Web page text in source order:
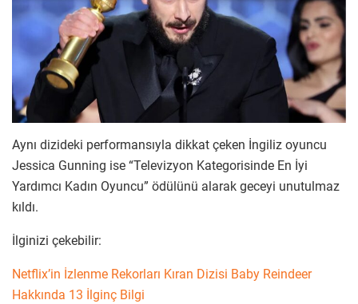
Aynı dizideki performansıyla dikkat çeken İngiliz oyuncu
Jessica Gunning ise “Televizyon Kategorisinde En İyi
Yardımcı Kadın Oyuncu” ödülünü alarak geceyi unutulmaz
kıldı.
İlginizi çekebilir:
Netflix’in İzlenme Rekorları Kıran Dizisi Baby Reindeer
Hakkında 13 İlginç Bilgi